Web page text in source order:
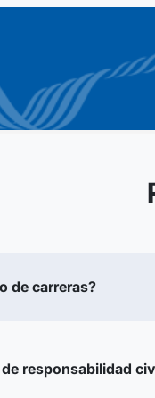
de carreras?
responsabilidad